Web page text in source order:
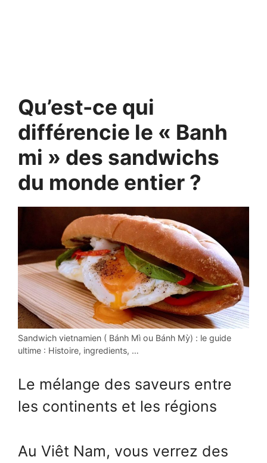
Qu’est-ce qui
différencie le « Banh
mi » des sandwichs
du monde entier ?
Sandwich vietnamien ( Bánh Mì ou Bánh Mỳ) : le guide
ultime : Histoire, ingredients, …
Le mélange des saveurs entre
les continents et les régions
Au Viêt Nam, vous verrez des